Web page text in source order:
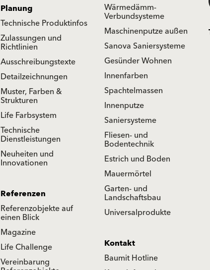
Wärmedämm-
Verbundsysteme
Maschinenputze außen
Sanova Saniersysteme
Gesünder Wohnen
Innenfarben
Spachtelmassen
Innenputze
Saniersysteme
Fliesen- und
Bodentechnik
Estrich und Boden
Mauermörtel
Garten- und
Landschaftsbau
Universalprodukte
Planung
Technische Produktinfos
Zulassungen und
Richtlinien
Ausschreibungstexte
Detailzeichnungen
Muster, Farben &
Strukturen
Life Farbsystem
Technische
Dienstleistungen
Neuheiten und
Innovationen
Referenzen
Referenzobjekte auf
einen Blick
Magazine
Life Challenge
Vereinbarung
Kontakt
Baumit Hotline